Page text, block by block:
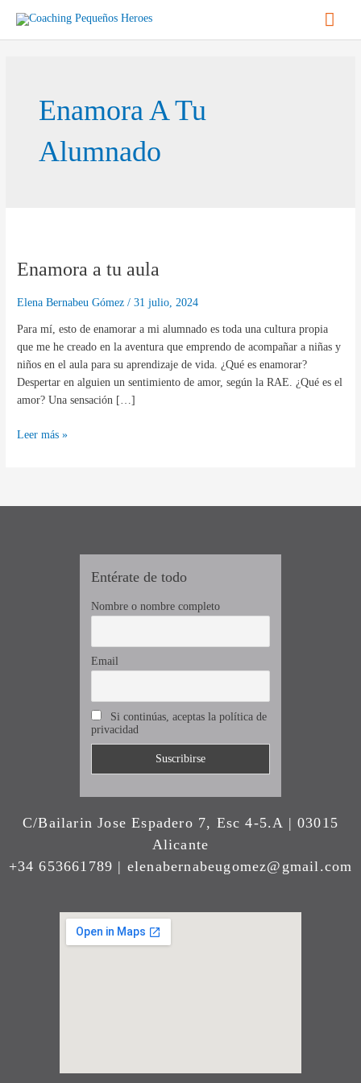
contenido
Enamora A Tu
Alumnado
Enamora a tu aula
Elena Bernabeu Gómez/31 julio, 2024
Para mí, esto de enamorar a mi alumnado es toda una cultura propia
que me he creado en la aventura que emprendo de acompañar a niñas y
niños en el aula para su aprendizaje de vida. ¿Qué es enamorar?
Despertar en alguien un sentimiento de amor, según la RAE. ¿Qué es el
amor? Una sensación […]
tu
Leer más »
Entérate de todo
Nombre o nombre completo
Email
Si continúas, aceptas la política de
privacidad
C/Bailarin Jose Espadero 7, Esc 4-5.A | 03015
Alicante
+34 653661789 | elenabernabeugomez@gmail.com